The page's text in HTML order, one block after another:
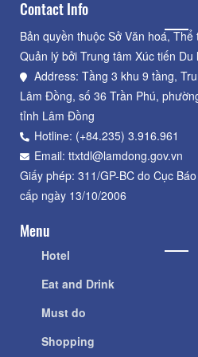
Contact Info
Bản quyền thuộc Sở Văn hoá,
Quản lý bởi Trung tâm Xúc tiến
Address: Tầng 3 khu 9 tầng,
Lâm Đồng, số 36 Trần Phú,
tỉnh Lâm Đồng
Hotline: (+84.235) 3.916.961
Email: ttxtdl@lamdong.gov.vn
Giấy phép: 311/GP-BC do Cục
cấp ngày 13/10/2006
Menu
Hotel
Eat and Drink
Must do
Shopping